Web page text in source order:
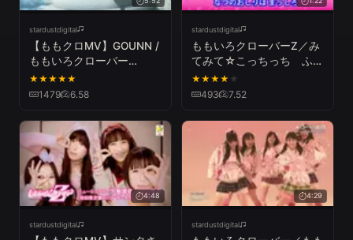
stardustdigital
【ももクロMV】GOUNN /
ももいろクローバー
Z（MOMOIRO CLOVER Z
／GOUNN）
★★★★★
1479 6.58
stardustdigital
ももいろクローバーZ／み
てみて☆こっちっち ふり
つけビデオ（MOMOIRO
CLOVER Z／MITEMITE
★★★★ ★
493 7.52
4:48
stardustdigital
4:29
stardustdigital